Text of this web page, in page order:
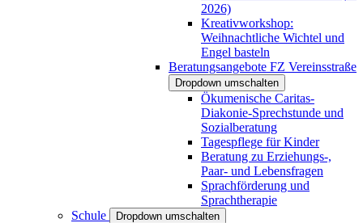
2026)
Kreativworkshop:
Weihnachtliche Wichtel und
Engel basteln
Beratungsangebote FZ Vereinsstraße
Dropdown umschalten
Ökumenische Caritas-
Diakonie-Sprechstunde und
Sozialberatung
Tagespflege für Kinder
Beratung zu Erziehungs-,
Paar- und Lebensfragen
Sprachförderung und
Sprachtherapie
Schule
Dropdown umschalten